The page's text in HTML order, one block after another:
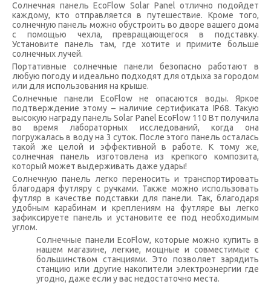
Солнечная панель EcoFlow Solar Panel отлично подойдет
каждому, кто отправляется в путешествие. Кроме того,
солнечную панель можно обустроить во дворе вашего дома
с помощью чехла, превращающегося в подставку.
Установите панель там, где хотите и примите больше
солнечных лучей.
Портативные солнечные панели безопасно работают в
любую погоду и идеально подходят для отдыха за городом
или для использования на крыше.
Солнечные панели EcoFlow не опасаются воды. Яркое
подтверждение этому – наличие сертификата IP68. Такую
высокую награду панель Solar Panel EcoFlow 110 Вт получила
во время лабораторных исследований, когда она
погружалась в воду на 3 суток. После этого панель осталась
такой же целой и эффективной в работе. К тому же,
солнечная панель изготовлена ​​из крепкого композита,
который может выдерживать даже удары!
Солнечную панель легко переносить и транспортировать
благодаря футляру с ручками. Также можно использовать
футляр в качестве подставки для панели. Так, благодаря
удобным карабинам и креплениям на футляре вы легко
зафиксируете панель и установите ее под необходимым
углом.
Солнечные панели EcoFlow, которые можно купить в
нашем магазине, легкие, мощные и совместимые с
большинством станциями. Это позволяет зарядить
станцию ​​или другие накопители электроэнергии где
угодно, даже если у вас недостаточно места.